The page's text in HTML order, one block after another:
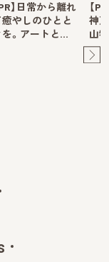
PR】日常から離れ
癒やしのひとと
を。アートと…
【
神
山